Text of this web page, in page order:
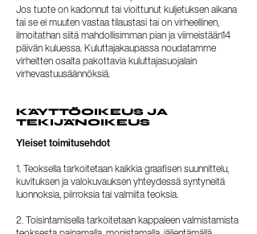
Jos tuote on kadonnut tai vioittunut kuljetuksen aikana
tai se ei muuten vastaa tilaustasi tai on virheellinen,
ilmoitathan siitä mahdollisimman pian ja viimeistään14
päivän kuluessa. Kuluttajakaupassa noudatamme
virheitten osalta pakottavia kuluttajasuojalain
virhevastuusäännöksiä.
KÄYTTÖOIKEUS JA
TEKIJÄNOIKEUS
Yleiset toimitusehdot
1. Teoksella tarkoitetaan kaikkia graafisen suunnittelu,
kuvituksen ja valokuvauksen yhteydessä syntyneitä
luonnoksia, piirroksia tai valmiita teoksia.
2. Toisintamisella tarkoitetaan kappaleen valmistamista